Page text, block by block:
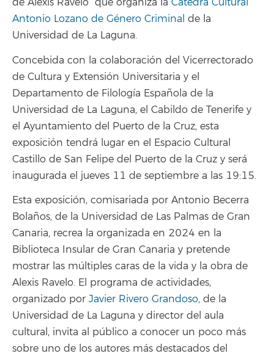
de Alexis Ravelo” que organiza la Cátedra Cultural
Antonio Lozano de Género Criminal de la
Universidad de La Laguna.
Concebida con la colaboración del Vicerrectorado
de Cultura y Extensión Universitaria y el
Departamento de Filología Española de la
Universidad de La Laguna, el Cabildo de Tenerife y
el Ayuntamiento del Puerto de la Cruz, esta
exposición tendrá lugar en el Espacio Cultural
Castillo de San Felipe del Puerto de la Cruz y será
inaugurada el jueves 11 de septiembre a las 19:15.
Esta exposición, comisariada por Antonio Becerra
Bolaños, de la Universidad de Las Palmas de Gran
Canaria, recrea la organizada en 2024 en la
Biblioteca Insular de Gran Canaria y pretende
mostrar las múltiples caras de la vida y la obra de
Alexis Ravelo. El programa de actividades,
organizado por Javier Rivero Grandoso, de la
Universidad de La Laguna y director del aula
cultural, invita al público a conocer un poco más
sobre uno de los autores más destacados del